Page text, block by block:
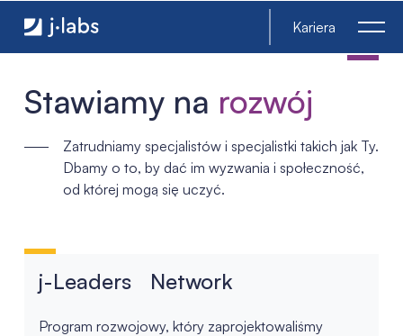
Rozwój i benefity - j‑labs software specialists
Kariera
Stawiamy na rozwój
Zatrudniamy specjalistów i specjalistki takich jak Ty.
Dbamy o to, by dać im wyzwania i społeczność,
od której mogą się uczyć.
j-Leaders Network
Program rozwojowy, który zaprojektowaliśmy